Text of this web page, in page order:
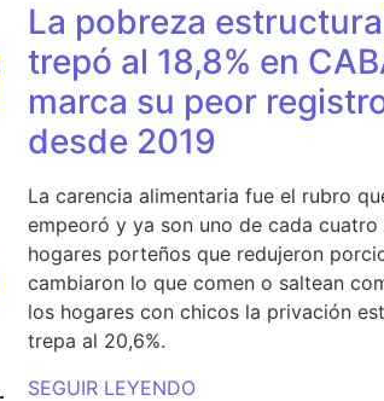
La pobreza
trepó al 18,8% en
marca su peor
desde 2019
La carencia alimentaria fue el rubro
empeoró y ya son uno de cada cuatro
hogares porteños que redujeron
cambiaron lo que comen o saltean
los hogares con chicos la privación
trepa al 20,6%.
SEGUIR LEYENDO